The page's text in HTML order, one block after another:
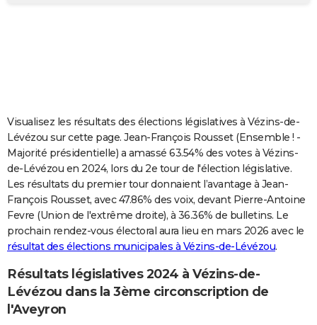
Carte de Noël
Carte Bonne année
Carte Saint-Valentin
Carte Pâques
Carte d'anniversaire
DICTIONNAIRE
Dictionnaire
Biographies
Citations
Expressions
Proverbes
PROGRAMME TV
COPAINS D'AVANT
S'inscrire
Se connecter
Lycées
Collèges
Primaires
Universités
Entreprises
Service militaire
Avis de recherche
AVIS DE DÉCÈS
FORUM
Bricolage
Lifestyle
Culture
Sport
Auto
Television
Voyage
Cinema
Visualisez les résultats des élections législatives à Vézins-de-
Lévézou sur cette page. Jean-François Rousset (Ensemble ! -
Majorité présidentielle) a amassé 63.54% des votes à Vézins-
de-Lévézou en 2024, lors du 2e tour de l'élection législative.
Les résultats du premier tour donnaient l’avantage à Jean-
François Rousset, avec 47.86% des voix, devant Pierre-Antoine
Fevre (Union de l'extrême droite), à 36.36% de bulletins. Le
prochain rendez-vous électoral aura lieu en mars 2026 avec le
résultat des élections municipales à Vézins-de-Lévézou.
Résultats législatives 2024 à Vézins-de-
Lévézou dans la 3ème circonscription de
l'Aveyron